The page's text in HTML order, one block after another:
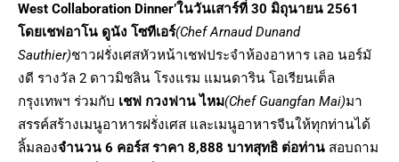
West Collaboration Dinner’ในวันเสาร์ที่ 30 มิถุนายน 2561
โดยเชฟอาโน ดูนัง โซทีเอร์(Chef Arnaud Dunand
Sauthier)ชาวฝรั่งเศสหัวหน้าเชฟประจำห้องอาหาร เลอ นอร์มั
งดี รางวัล 2 ดาวมิชลิน โรงแรม แมนดาริน โอเรียนเต็ล
กรุงเทพฯ ร่วมกับ เชฟ กวงฟาน ไหม(Chef Guangfan Mai)มา
สรรค์สร้างเมนูอาหารฝรั่งเศส และเมนูอาหารจีนให้ทุกท่านได้
ลิ้มลองจำนวน 6 คอร์ส ราคา 8,888 บาทสุทธิ ต่อท่าน สอบถาม